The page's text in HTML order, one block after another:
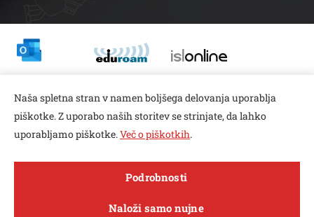
Open toolbar
pr@fs.uni-lj.si
Naša spletna stran v namen boljšega delovanja uporablja
piškotke. Z uporabo naših storitev se strinjate, da lahko
uporabljamo piškotke.Več o piškotkih.
Podrobnosti
Naloži samo nujne